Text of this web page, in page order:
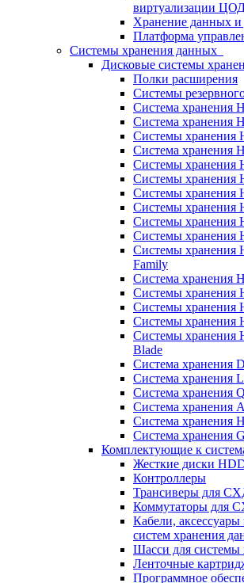
виртуализации
Хранение данных и
Платформа
Системы хранения данных
Дисковые системы
Полки расширения
Системы
Система хранения
Система хранения
Системы хранения
Система хранения
Системы хранения
Системы хранения
Системы хранения
Системы хранения
Системы хранения
Системы хранения
Системы хранения
Family
Система хранения
Системы хранения
Системы хранения
Системы хранения
Системы хранения
Blade
Система хранения
Система хранения
Система хранения
Система хранения
Система хранения
Система хранения
Комплектующие к
Жесткие диски
Контроллеры
Трансиверы для
Коммутаторы для
Кабели,
систем хранения
Шасси для системы
Ленточные
Программное